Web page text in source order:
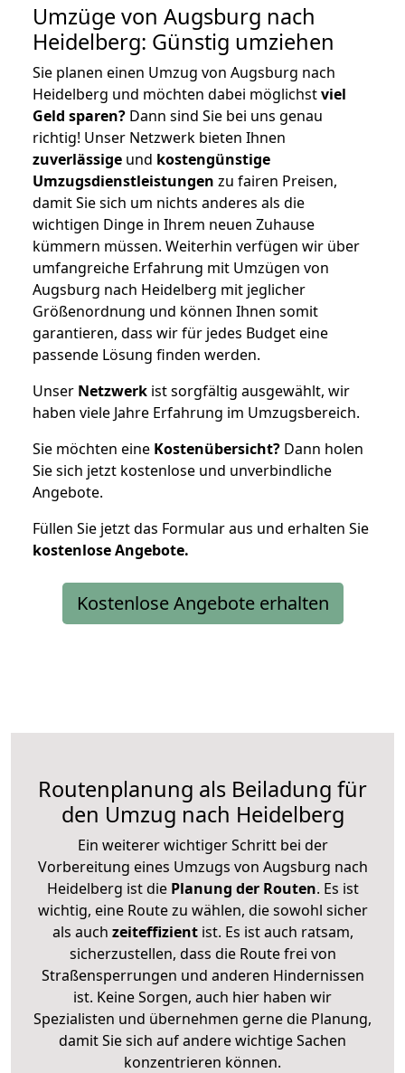
Umzüge von Augsburg nach
Heidelberg: Günstig umziehen
Sie planen einen Umzug von Augsburg nach
Heidelberg und möchten dabei möglichstviel
Geld sparen? Dann sind Sie bei uns genau
richtig! Unser Netzwerk bieten Ihnen
zuverlässige und kostengünstige
Umzugsdienstleistungen zu fairen Preisen,
damit Sie sich um nichts anderes als die
wichtigen Dinge in Ihrem neuen Zuhause
kümmern müssen. Weiterhin verfügen wir über
umfangreiche Erfahrung mit Umzügen von
Augsburg nach Heidelberg mit jeglicher
Größenordnung und können Ihnen somit
garantieren, dass wir für jedes Budget eine
passende Lösung finden werden.
Unser Netzwerk ist sorgfältig ausgewählt, wir
haben viele Jahre Erfahrung im Umzugsbereich.
Sie möchten eine Kostenübersicht? Dann holen
Sie sich jetzt kostenlose und unverbindliche
Angebote.
Füllen Sie jetzt das Formular aus und erhalten Sie
kostenloseAngebote.
Kostenlose Angebote erhalten
Routenplanung als Beiladung für
den Umzug nach Heidelberg
Ein weiterer wichtiger Schritt bei der
Vorbereitung eines Umzugs von Augsburg nach
Heidelberg ist diePlanung der Routen. Es ist
wichtig, eine Route zu wählen, die sowohl sicher
als auch zeiteffizientist. Es ist auch ratsam,
sicherzustellen, dass die Route frei von
Straßensperrungen und anderen Hindernissen
ist. Keine Sorgen, auch hier haben wir
Spezialisten und übernehmen gerne die Planung,
damit Sie sich auf andere wichtige Sachen
konzentrieren können.